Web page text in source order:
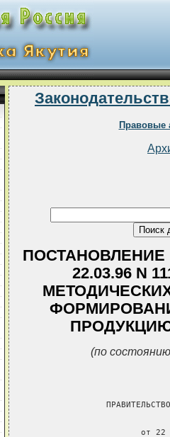
Правовые
ПОСТАНОВЛЕНИЕ
22.03.96 N
(по
от 22